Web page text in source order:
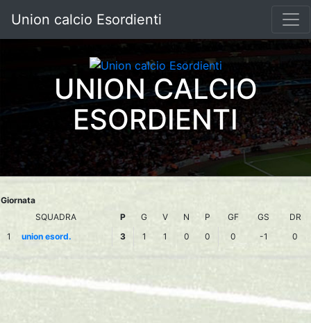
Union calcio Esordienti
UNION CALCIO
ESORDIENTI
Giornata
SQUADRA
P G V N P GF GS
DR
1
union esord. 3 1 1 0 0 0 -1 0